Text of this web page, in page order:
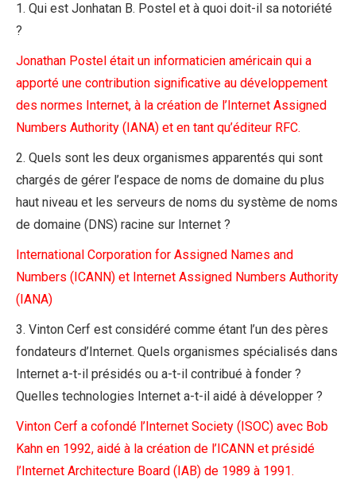
1. Qui est Jonhatan B. Postel et à quoi doit-il sa notoriété
?
Jonathan Postel était un informaticien américain qui a
apporté une contribution significative au développement
des normes Internet, à la création de l’Internet Assigned
Numbers Authority (IANA) et en tant qu’éditeur RFC.
2. Quels sont les deux organismes apparentés qui sont
chargés de gérer l’espace de noms de domaine du plus
haut niveau et les serveurs de noms du système de noms
de domaine (DNS) racine sur Internet ?
International Corporation for Assigned Names and
Numbers (ICANN) et Internet Assigned Numbers Authority
(IANA)
3. Vinton Cerf est considéré comme étant l’un des pères
fondateurs d’Internet. Quels organismes spécialisés dans
Internet a-t-il présidés ou a-t-il contribué à fonder ?
Quelles technologies Internet a-t-il aidé à développer ?
Vinton Cerf a cofondé l’Internet Society (ISOC) avec Bob
Kahn en 1992, aidé à la création de l’ICANN et présidé
l’Internet Architecture Board (IAB) de 1989 à 1991.